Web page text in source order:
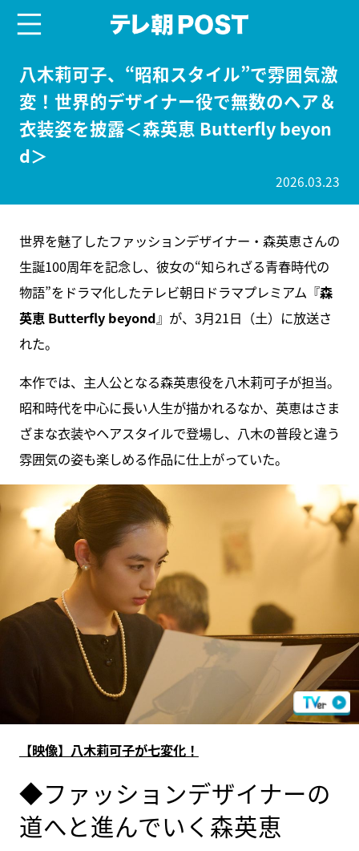
八木莉可子、“昭和スタイル”で雰囲気激
変！世界的デザイナー役で無数のヘア＆
衣装姿を披露＜森英恵 Butterfly beyon
d＞
2026.03.23
世界を魅了したファッションデザイナー・森英恵さんの
生誕100周年を記念し、彼女の“知られざる青春時代の
物語”をドラマ化したテレビ朝日ドラマプレミアム『森
英恵 Butterfly beyond』が、3月21日（土）に放送さ
れた。
本作では、主人公となる森英恵役を八木莉可子が担当。
昭和時代を中心に長い人生が描かれるなか、英恵はさま
ざまな衣装やヘアスタイルで登場し、八木の普段と違う
雰囲気の姿も楽しめる作品に仕上がっていた。
【映像】八木莉可子が七変化！
◆ファッションデザイナーの
道へと進んでいく森英恵